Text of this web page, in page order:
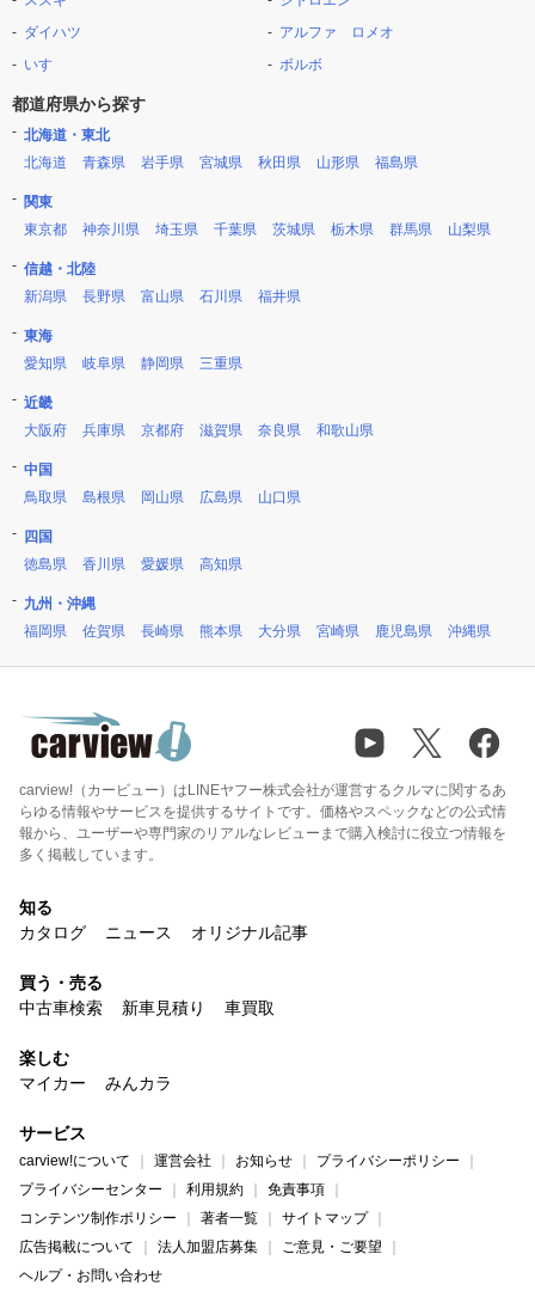
ダイハツ
いすゞ
アルファ ロメオ
ボルボ
都道府県から探す
北海道・東北
北海道
青森県 岩手県 宮城県 秋田県 山形県 福島県
関東
東京都
神奈川県 埼玉県 千葉県 茨城県 栃木県 群馬県 山梨県
信越・北陸
新潟県
長野県 富山県 石川県 福井県
東海
愛知県
岐阜県 静岡県 三重県
近畿
大阪府
兵庫県 京都府 滋賀県 奈良県 和歌山県
中国
鳥取県
島根県 岡山県 広島県 山口県
四国
徳島県
香川県 愛媛県 高知県
九州・沖縄
福岡県
佐賀県 長崎県 熊本県 大分県 宮崎県 鹿児島県 沖縄県
carview!（カービュー）はLINEヤフー株式会社が運営するクルマに関するあ
らゆる情報やサービスを提供するサイトです。価格やスペックなどの公式情
報から、ユーザーや専門家のリアルなレビューまで購入検討に役立つ情報を
多く掲載しています。
知る
カタログ
ニュース オリジナル記事
買う・売る
中古車検索
新車見積り 車買取
楽しむ
マイカー
みんカラ
サービス
carview!について 運営会社 お知らせ
プライバシーポリシー
プライバシーセンター
利用規約
免責事項
コンテンツ制作ポリシー
著者一覧
サイトマップ
広告掲載について
法人加盟店募集
ご意見・ご要望
ヘルプ・お問い合わせ